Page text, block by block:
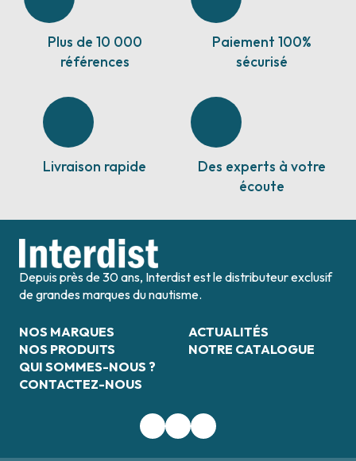
Plus de 10 000
références
Paiement 100%
sécurisé
Livraison rapide
Des experts à votre
écoute
Depuis près de 30 ans, Interdist est le distributeur exclusif
de grandes marques du nautisme.
NOS MARQUES
NOS PRODUITS
QUI SOMMES-NOUS ?
CONTACTEZ-NOUS
ACTUALITÉS
NOTRE CATALOGUE